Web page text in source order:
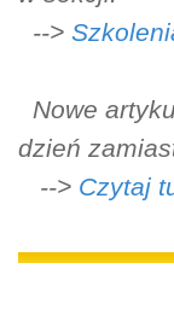
-->
Nowe
dzień
--> Czytaj